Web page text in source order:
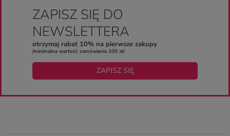
ZAPISZ SIĘ DO
NEWSLETTERA
otrzymaj rabat 10% na pierwsze zakupy
/minimalna wartość zamówienia 100 zł/
ZAPISZ SIĘ